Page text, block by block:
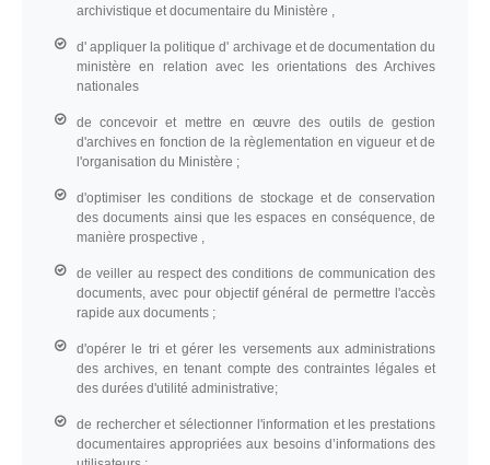
archivistique et documentaire du Ministère ,
d' appliquer la politique d' archivage et de documentation du
ministère en relation avec les orientations des Archives
nationales
de concevoir et mettre en œuvre des outils de gestion
d'archives en fonction de la règlementation en vigueur et de
l'organisation du Ministère ;
d'optimiser les conditions de stockage et de conservation
des documents ainsi que les espaces en conséquence, de
manière prospective ,
de veiller au respect des conditions de communication des
documents, avec pour objectif général de permettre l'accès
rapide aux documents ;
d'opérer le tri et gérer les versements aux administrations
des archives, en tenant compte des contraintes légales et
des durées d'utilité administrative;
de rechercher et sélectionner l'information et les prestations
documentaires appropriées aux besoins d’informations des